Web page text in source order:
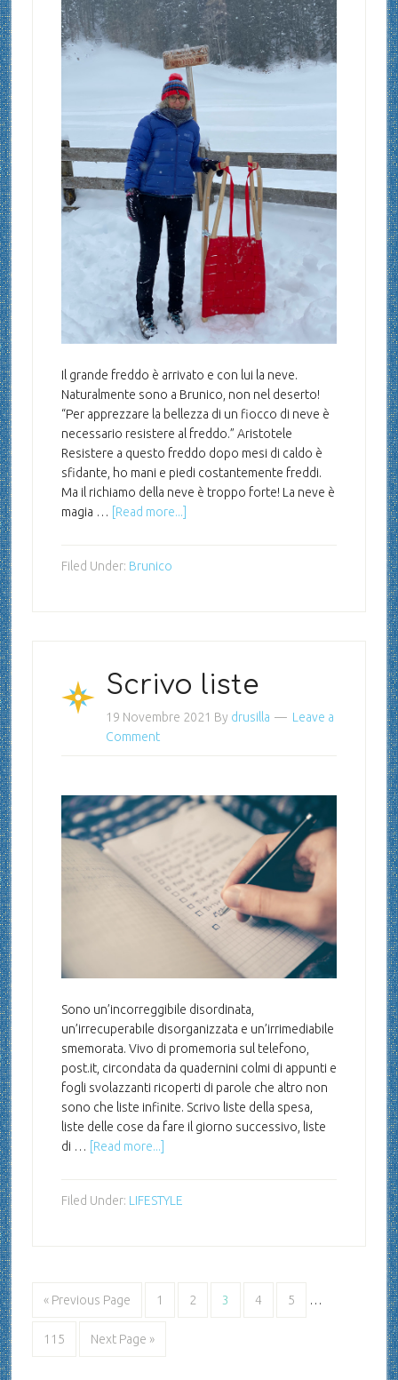
Il grande freddo è arrivato e con lui la neve.
Naturalmente sono a Brunico, non nel deserto!
“Per apprezzare la bellezza di un fiocco di neve è
necessario resistere al freddo.” Aristotele
Resistere a questo freddo dopo mesi di caldo è
sfidante, ho mani e piedi costantemente freddi.
Ma il richiamo della neve è troppo forte! La neve è
magia …
[Read more...]
Filed Under: Brunico
Scrivo liste
19 Novembre 2021 By drusilla
Leave a
Comment
Sono un’incorreggibile disordinata,
un’irrecuperabile disorganizzata e un’irrimediabile
smemorata. Vivo di promemoria sul telefono,
post.it, circondata da quadernini colmi di appunti e
fogli svolazzanti ricoperti di parole che altro non
sono che liste infinite. Scrivo liste della spesa,
liste delle cose da fare il giorno successivo, liste
di …
[Read more...]
Filed Under: LIFESTYLE
« Previous Page 1 2 3 4 5 …
115 Next Page »